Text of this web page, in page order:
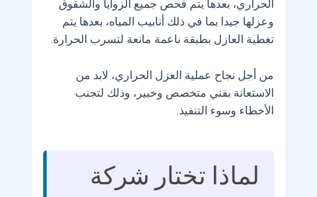
الحراري، بعدها يتم فحص جميع الزوايا والشقوق
وعزلها جيدا بما في ذلك أنابيب المياه، بعدها يتم
تغطية العازل بطبقة ناعمة مانعة لتسرب الحرارة.
من أجل نجاح عملية العزل الحراري، لابد من
الاستعانة بفني متخصص وخبير، وذلك لتجنب
الأخطاء وسوء التنفيذ.
لماذا تختار شركة